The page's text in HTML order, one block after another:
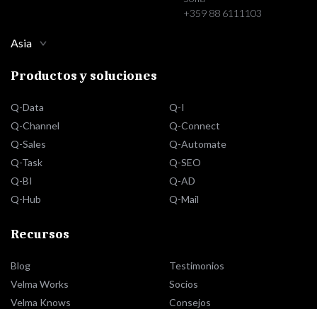
+359 88 6111103
Asia
Productos y soluciones
Q-Data
Q-Channel
Q-Sales
Q-Task
Q-BI
Q-Hub
Q-I
Q-Connect
Q-Automate
Q-SEO
Q-AD
Q-Mail
Recursos
Blog
Velma Works
Velma Knows
Testimonios
Socios
Consejos